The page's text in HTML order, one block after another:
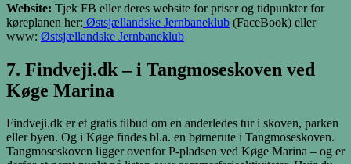
Website: Tjek FB eller deres website for priser og tidpunkter for
køreplanen her: Østsjællandske Jernbaneklub (FaceBook) eller
www: Østsjællandske Jernbaneklub
7. Findveji.dk – i Tangmoseskoven ved
Køge Marina
Findveji.dk er et gratis tilbud om en anderledes tur i skoven, parken
eller byen. Og i Køge findes bl.a. en børnerute i Tangmoseskoven.
Tangmoseskoven ligger ovenfor P-pladsen ved Køge Marina – og er